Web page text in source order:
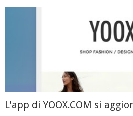
L'app di YOOX.COM si